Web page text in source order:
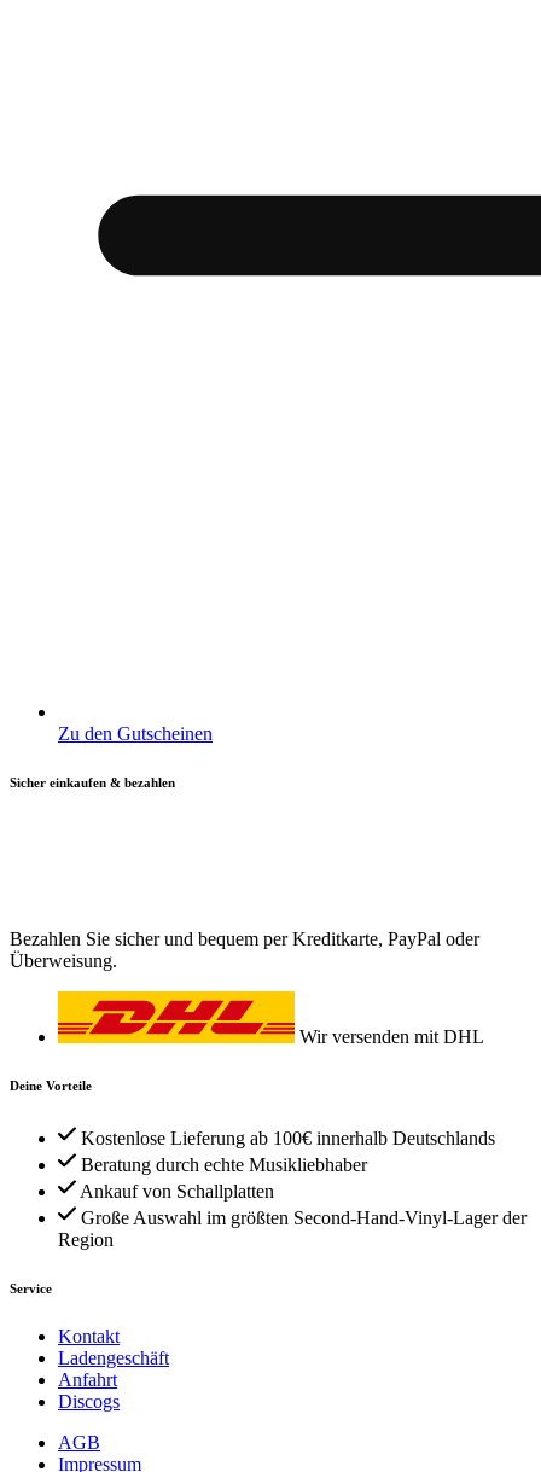
Zu den Gutscheinen
Sicher einkaufen & bezahlen
Bezahlen Sie sicher und bequem per Kreditkarte, PayPal oder
Überweisung.
Wir versenden mit DHL
Deine Vorteile
Kostenlose Lieferung ab 100€ innerhalb Deutschlands
Beratung durch echte Musikliebhaber
Ankauf von Schallplatten
Große Auswahl im größten Second-Hand-Vinyl-Lager der
Region
Service
Kontakt
Ladengeschäft
Anfahrt
Discogs
AGB
Impressum